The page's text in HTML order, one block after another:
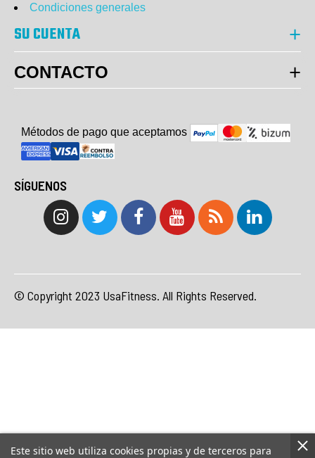
Este sitio web utiliza cookies propias y de terceros para
Condiciones generales
SU CUENTA
CONTACTO
Métodos de pago que aceptamos
SÍGUENOS
© Copyright 2023 UsaFitness. All Rights Reserved.